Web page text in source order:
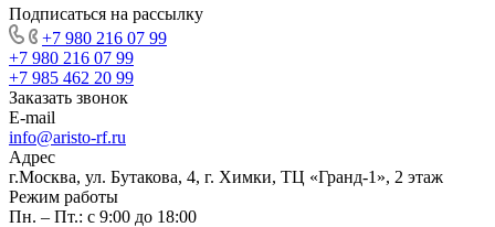
Подписаться на рассылку
+7 980 216 07 99
+7 980 216 07 99
+7 985 462 20 99
Заказать звонок
E-mail
info@aristo-rf.ru
Адрес
г.Москва, ул. Бутакова, 4, г. Химки, ТЦ «Гранд-1», 2 этаж
Режим работы
Пн. – Пт.: с 9:00 до 18:00